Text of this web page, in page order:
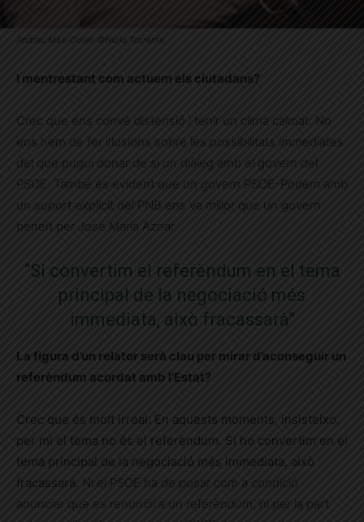
Andreu Mas-Colell ©Núria Torrents
I mentrestant com actuem els ciutadans?
Crec que ens convé distensió i tenir un clima calmat. No
ens hem de fer il·lusions sobre les possibilitats immediates
del que pugui donar de si un diàleg amb el govern del
PSOE. També és evident que un govern PSOE-Podem amb
un suport explícit del PNB ens va millor que un govern
beneït per José María Aznar.
“Si convertim el referèndum en el tema
principal de la negociació més
immediata, això fracassarà”
La figura d’un relator serà clau per mirar d’aconseguir un
referèndum acordat amb l’Estat?
Crec que és molt irreal. En aquests moments, insisteixo,
per mi el tema no és el referèndum. Si ho convertim en el
tema principal de la negociació més immediata, això
fracassarà. Ni el PSOE ha de posar com a condició
anunciar que es renunciï a un referèndum, ni per la part